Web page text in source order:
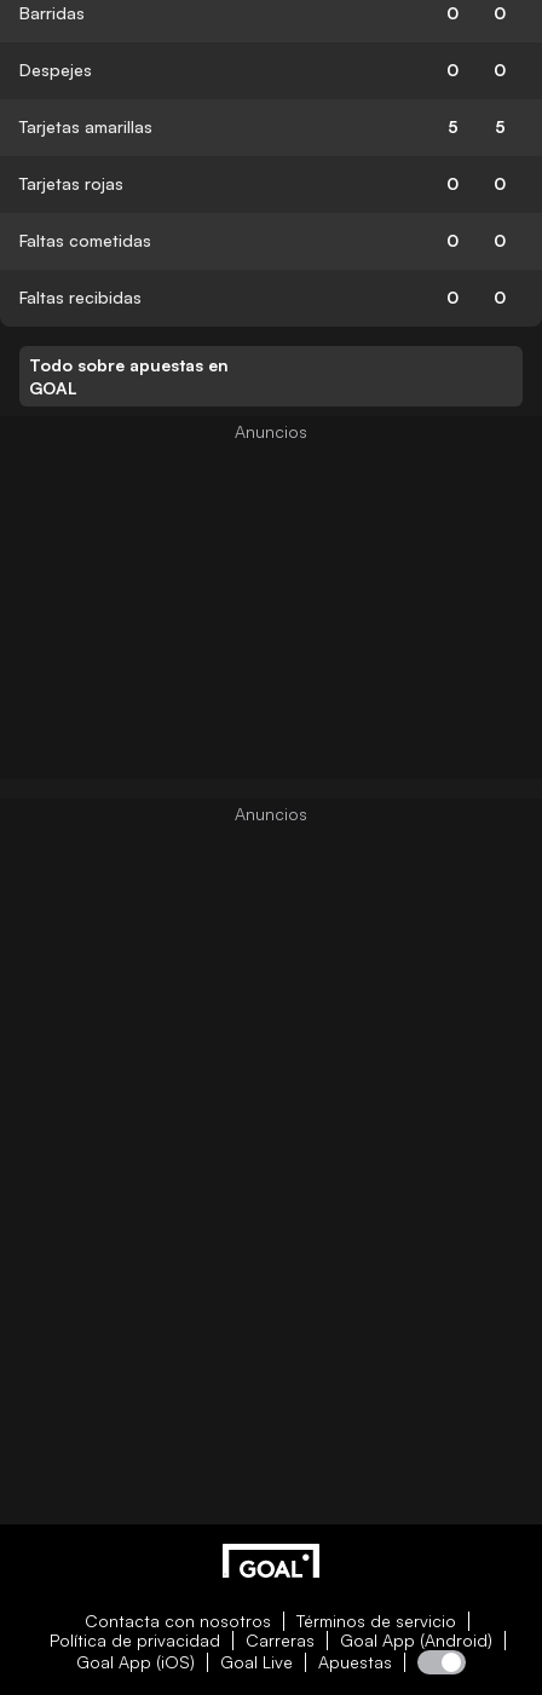
Barridas 0 0
Despejes 0 0
Tarjetas amarillas 5 5
Tarjetas rojas 0 0
Faltas cometidas 0 0
Faltas recibidas 0 0
Todo sobre apuestas en
GOAL
Contacta con nosotros
Términos de servicio
Política de privacidad
Carreras
Goal App (Android)
Goal App (iOS)
Goal Live Apuestas